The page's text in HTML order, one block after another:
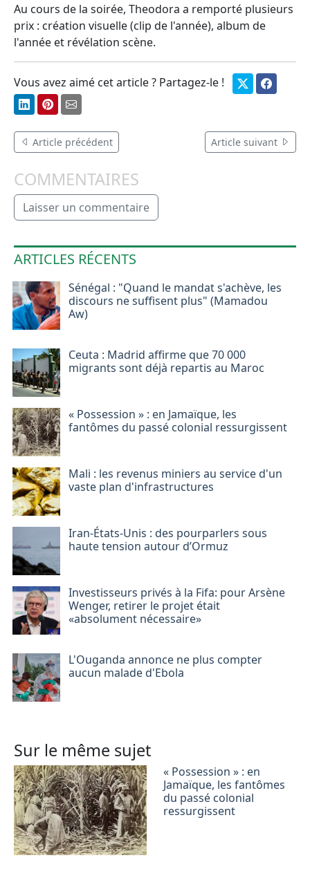
Au cours de la soirée, Theodora a remporté plusieurs
prix : création visuelle (clip de l'année), album de
l'année et révélation scène.
Vous avez aimé cet article ? Partagez-le !
Article précédent Article suivant
COMMENTAIRES
Laisser un commentaire
ARTICLES RÉCENTS
Sénégal : "Quand le mandat s'achève, les
discours ne suffisent plus" (Mamadou
Aw)
Ceuta : Madrid affirme que 70 000
migrants sont déjà repartis au Maroc
« Possession » : en Jamaïque, les
fantômes du passé colonial ressurgissent
Mali : les revenus miniers au service d'un
vaste plan d'infrastructures
Iran-États-Unis : des pourparlers sous
haute tension autour d’Ormuz
Investisseurs privés à la Fifa: pour Arsène
Wenger, retirer le projet était
«absolument nécessaire»
L'Ouganda annonce ne plus compter
aucun malade d'Ebola
Sur le même sujet
« Possession » : en
Jamaïque, les fantômes
du passé colonial
ressurgissent